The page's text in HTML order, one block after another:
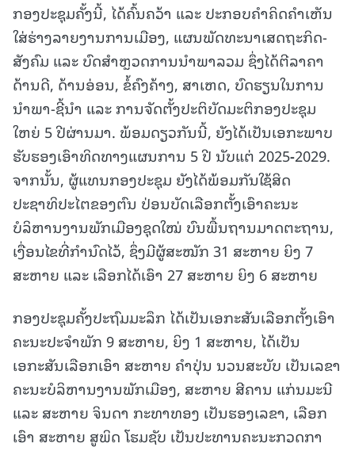
ກອງປະຊຸມຄັ້ງນີ້, ໄດ້ຄົ້ນຄວ້າ ແລະ ປະກອບຄຳຄິດຄຳເຫັນ
ໃສ່ຮ່າງລາຍງານການເມືອງ, ແຜນພັດທະນາເສດຖະກິດ-
ສັງຄົມ ແລະ ບົດສຳຫຼວດການນຳພາລວມ ຊຶ່ງໄດ້ຕີລາຄາ
ດ້ານດີ, ດ້ານອ່ອນ, ຂໍ້ຄົງຄ້າງ, ສາເຫດ, ບົດຮຽນໃນການ
ນຳພາ-ຊີ້ນຳ ແລະ ການຈັດຕັ້ງປະຕິບັດມະຕິກອງປະຊຸມ
ໃຫຍ່ 5 ປີຜ່ານມາ. ພ້ອມດຽວກັນນີ້, ຍັງໄດ້ເປັນເອກະພາບ
ຮັບຮອງເອົາທິດທາງແຜນການ 5 ປີ ນັບແຕ່ 2025-2029.
ຈາກນັ້ນ, ຜູ້ແທນກອງປະຊຸມ ຍັງໄດ້ພ້ອມກັນໃຊ້ສິດ
ປະຊາທິປະໄຕຂອງຕົນ ປ່ອນບັດເລືອກຕັ້ງເອົາຄະນະ
ບໍລິຫານງານພັກເມືອງຊຸດໃໝ່ ບົນພື້ນຖານມາດຕະຖານ,
ເງື່ອນໄຂທີ່ກຳນົດໄວ້, ຊຶ່ງມີຜູ້ສະໝັກ 31 ສະຫາຍ ຍິງ 7
ສະຫາຍ ແລະ ເລືອກໄດ້ເອົາ 27 ສະຫາຍ ຍິງ 6 ສະຫາຍ
ກອງປະຊຸມຄັ້ງປະຖົມມະລຶກ ໄດ້ເປັນເອກະສັນເລືອກຕັ້ງເອົາ
ຄະນະປະຈໍາພັກ 9 ສະຫາຍ, ຍິງ 1 ສະຫາຍ, ໄດ້ເປັນ
ເອກະສັນເລືອກເອົາ ສະຫາຍ ຄຳປຸ່ນ ນວນສະບັບ ເປັນເລຂາ
ຄະນະບໍລິຫານງານພັກເມືອງ, ສະຫາຍ ສີຄານ ແກ່ນມະນີ
ແລະ ສະຫາຍ ຈິນດາ ກະທາທອງ ເປັນຮອງເລຂາ, ເລືອກ
ເອົາ ສະຫາຍ ສູພິດ ໂຮມຊັບ ເປັນປະທານຄະນະກວດກາ